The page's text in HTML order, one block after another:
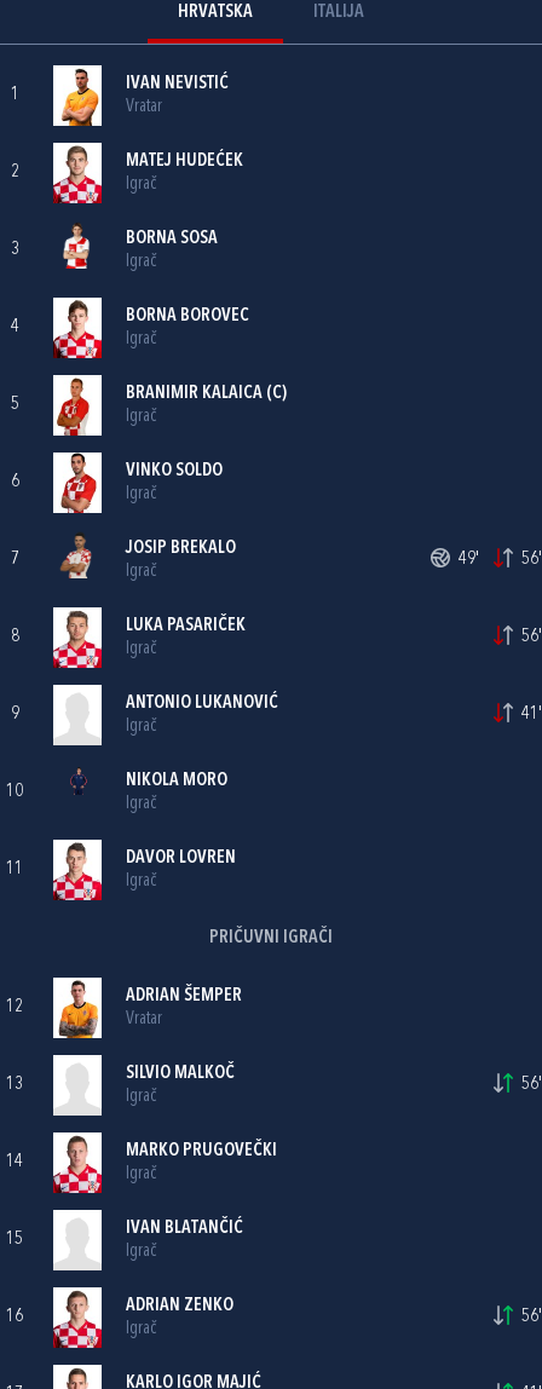
HRVATSKA ITALIJA
1
IVAN NEVISTIĆ
Vratar
2
MATEJ HUDEĆEK
Igrač
3
BORNA SOSA
Igrač
4
BORNA BOROVEC
Igrač
5
BRANIMIR KALAICA (C)
Igrač
6
VINKO SOLDO
Igrač
7
JOSIP BREKALO
Igrač
49' 56'
8
LUKA PASARIČEK
Igrač
56'
9
ANTONIO LUKANOVIĆ
Igrač
41'
10
NIKOLA MORO
Igrač
11
DAVOR LOVREN
Igrač
PRIČUVNI IGRAČI
12
ADRIAN ŠEMPER
Vratar
13
SILVIO MALKOČ
Igrač
56'
14
MARKO PRUGOVEČKI
Igrač
15
IVAN BLATANČIĆ
Igrač
16
ADRIAN ZENKO
Igrač
56'
KARLO IGOR MAJIĆ